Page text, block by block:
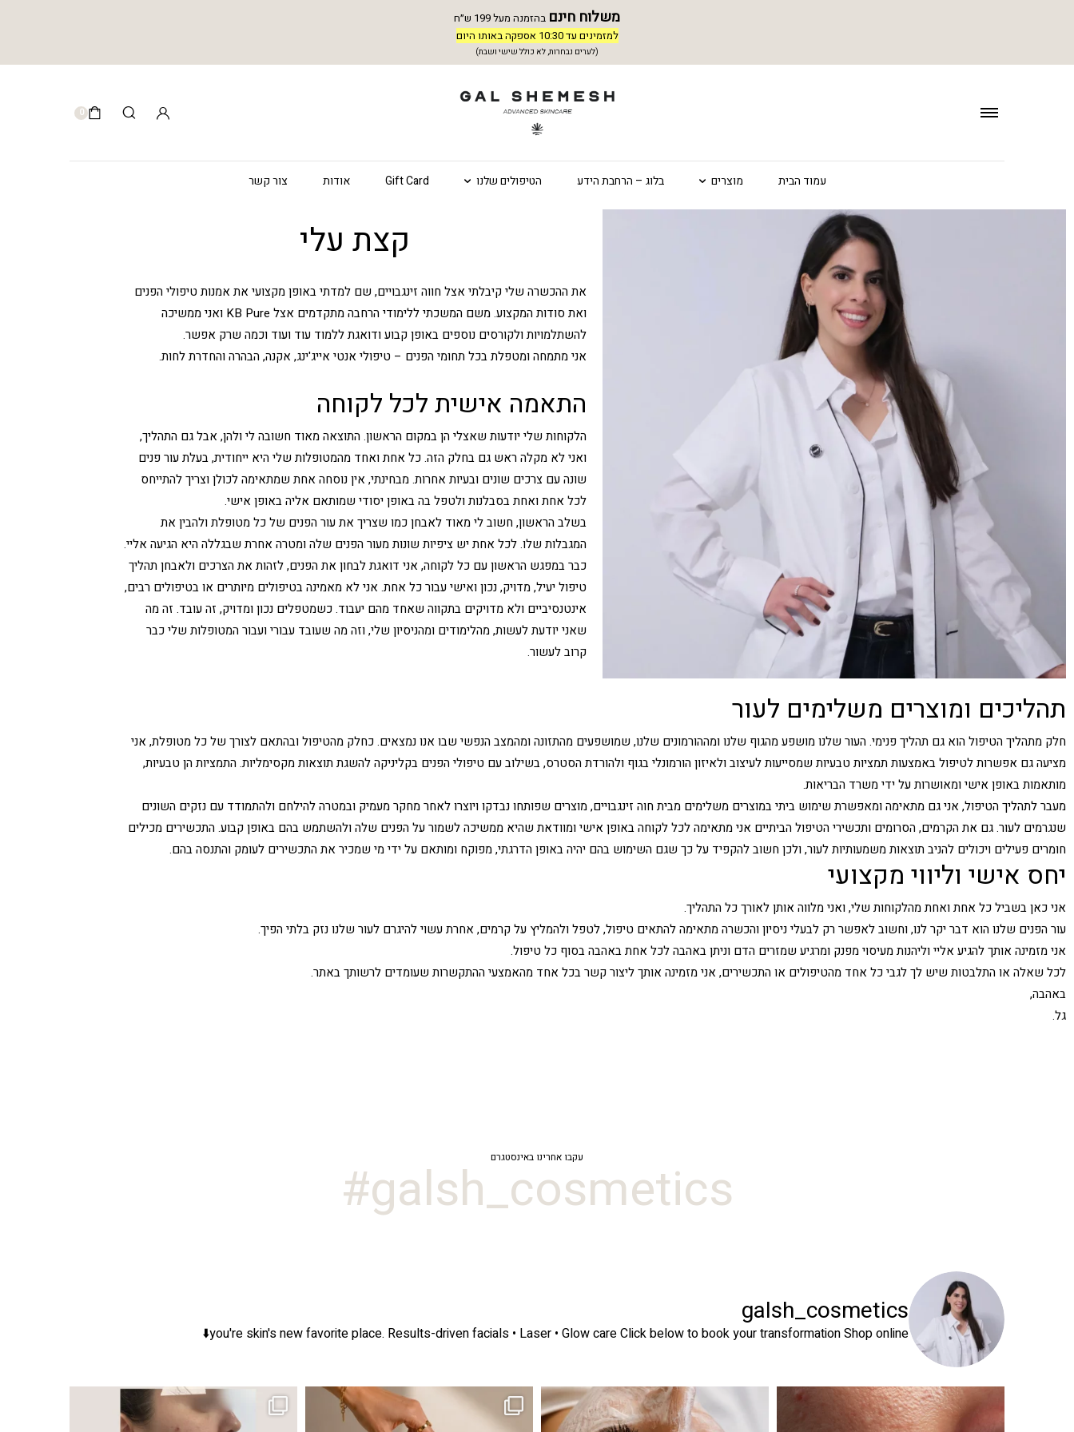
משלוח חינם בהזמנה מעל 199 ש״ח
למזמינים עד 10:30 אספקה באותו היום
(לערים נבחרות, לא כולל שישי ושבת)
0
עמוד הבית מוצרים בלוג – הרחבת הידע הטיפולים שלנו Gift Card אודות צור קשר
קצת עלי
את ההכשרה שלי קיבלתי אצל חווה זינגבויים, שם למדתי באופן מקצועי את אמנות טיפולי הפנים
ואת סודות המקצוע. משם המשכתי ללימודי הרחבה מתקדמים אצל KB Pure ואני ממשיכה
להשתלמויות ולקורסים נוספים באופן קבוע ודואגת ללמוד עוד ועוד וכמה שרק אפשר.
אני מתמחה ומטפלת בכל תחומי הפנים – טיפולי אנטי אייג'ינג, אקנה, הבהרה והחדרת לחות.
התאמה אישית לכל לקוחה
הלקוחות שלי יודעות שאצלי הן במקום הראשון. התוצאה מאוד חשובה לי ולהן, אבל גם התהליך,
ואני לא מקלה ראש גם בחלק הזה. כל אחת ואחד מהמטופלות שלי היא ייחודית, בעלת עור פנים
שונה עם צרכים שונים ובעיות אחרות. מבחינתי, אין נוסחה אחת שמתאימה לכולן וצריך להתייחס
לכל אחת ואחת בסבלנות ולטפל בה באופן יסודי שמותאם אליה באופן אישי.
בשלב הראשון, חשוב לי מאוד לאבחן כמו שצריך את עור הפנים של כל מטופלת ולהבין את
המגבלות שלו. לכל אחת יש ציפיות שונות מעור הפנים שלה ומטרה אחרת שבגללה היא הגיעה אליי.
כבר במפגש הראשון עם כל לקוחה, אני דואגת לבחון את הפנים, לזהות את הצרכים ולאבחן תהליך
טיפול יעיל, מדויק, נכון ואישי עבור כל אחת. אני לא מאמינה בטיפולים מיותרים או בטיפולים רבים,
אינטנסיביים ולא מדויקים בתקווה שאחד מהם יעבוד. כשמטפלים נכון ומדויק, זה עובד. זה מה
שאני יודעת לעשות, מהלימודים ומהניסיון שלי, וזה מה שעובד עבורי ועבור המטופלות שלי כבר
קרוב לעשור.
תהליכים ומוצרים משלימים לעור
חלק מתהליך הטיפול הוא גם תהליך פנימי. העור שלנו מושפע מהגוף שלנו ומההורמונים שלנו, שמושפעים מהתזונה ומהמצב הנפשי שבו אנו נמצאים. כחלק מהטיפול ובהתאם לצורך של כל מטופלת, אני
מציעה גם אפשרות לטיפול באמצעות תמציות טבעיות שמסייעות לעיצוב ולאיזון הורמונלי בגוף ולהורדת הסטרס, בשילוב עם טיפולי הפנים בקליניקה להשגת תוצאות מקסימליות. התמציות הן טבעיות,
מותאמות באופן אישי ומאושרות על ידי משרד הבריאות.
מעבר לתהליך הטיפול, אני גם מתאימה ומאפשרת שימוש ביתי במוצרים משלימים מבית חוה זינגבויים, מוצרים שפותחו נבדקו ויוצרו לאחר מחקר מעמיק ובמטרה להילחם ולהתמודד עם נזקים השונים
שנגרמים לעור. גם את הקרמים, הסרומים ותכשירי הטיפול הביתיים אני מתאימה לכל לקוחה באופן אישי ומוודאת שהיא ממשיכה לשמור על הפנים שלה ולהשתמש בהם באופן קבוע. התכשירים מכילים
חומרים פעילים ויכולים להניב תוצאות משמעותיות לעור, ולכן חשוב להקפיד על כך שגם השימוש בהם יהיה באופן הדרגתי, מפוקח ומותאם על ידי מי שמכיר את התכשירים לעומק והתנסה בהם.
יחס אישי וליווי מקצועי
אני כאן בשביל כל אחת ואחת מהלקוחות שלי, ואני מלווה אותן לאורך כל התהליך.
עור הפנים שלנו הוא דבר יקר לנו, וחשוב לאפשר רק לבעלי ניסיון והכשרה מתאימה להתאים טיפול, לטפל ולהמליץ על קרמים, אחרת עשוי להיגרם לעור שלנו נזק בלתי הפיך.
אני מזמינה אותך להגיע אליי וליהנות מעיסוי מפנק ומרגיע שמזרים הדם וניתן באהבה לכל אחת באהבה בסוף כל טיפול.
לכל שאלה או התלבטות שיש לך לגבי כל אחד מהטיפולים או התכשירים, אני מזמינה אותך ליצור קשר בכל אחד מהאמצעי ההתקשרות שעומדים לרשותך באתר.
באהבה,
גל.
עקבו אחרינו באינסטגרם
galsh_cosmetics#
galsh_cosmetics
you're skin's new favorite place. Results-driven facials • Laser • Glow careClick below to book your transformationShop online⬇️
טיפול פנים נכון הוא הרבה מעבר לניקוי העור. המטרה ה זה קורה! מועדון החברות שלנו סוף סוף נפתח. מהיום, אקנה הוא אחד המצבים הנפוצים ביותר בעור, אך לכל עור